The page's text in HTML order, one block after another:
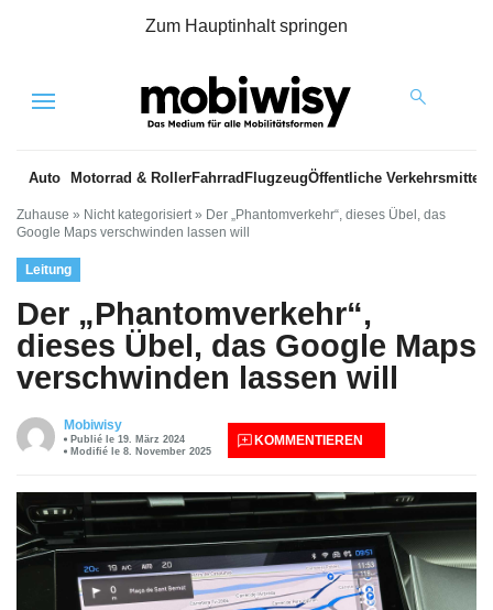
Zum Hauptinhalt springen
Menu
Auto Motorrad & RollerFahrrad FlugzeugÖffentliche Verkehrsmittel
Zuhause » Nicht kategorisiert » Der „Phantomverkehr“, dieses Übel, das
Google Maps verschwinden lassen will
Leitung
Der „Phantomverkehr“,
dieses Übel, das Google Maps
verschwinden lassen will
Mobiwisy
Publié le 19. März 2024
Modifié le 8. November 2025
KOMMENTIEREN